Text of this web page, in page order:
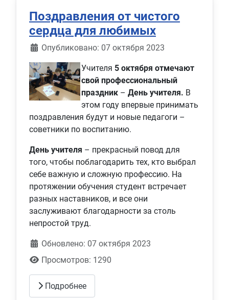
Поздравления от чистого
сердца для любимых
Информация о материале
Опубликовано: 07 октября 2023
Учителя 5 октября отмечают
свой профессиональный
праздник– День учителя. В
этом году впервые принимать
поздравления будут и новые педагоги –
советники по воспитанию.
День учителя – прекрасный повод для
того, чтобы поблагодарить тех, кто выбрал
себе важную и сложную профессию. На
протяжении обучения студент встречает
разных наставников, и все они
заслуживают благодарности за столь
непростой труд.
Обновлено: 07 октября 2023
Просмотров: 1290
Подробнее